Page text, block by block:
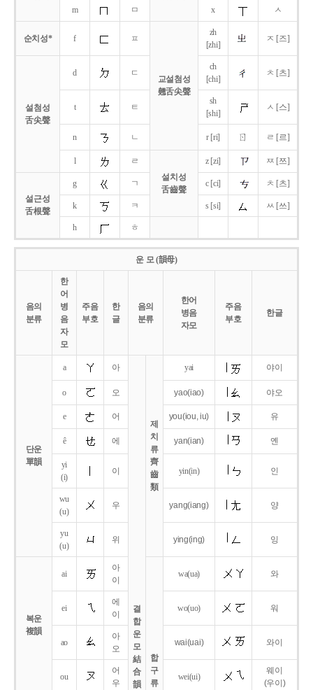
m ㅁ x ㅅ
순치성* f ㅍ
교설첨성
翹舌尖聲
zh
[zhi]
ㅈ [즈]
설첨성
舌尖聲
d ㄷ
ch
[chi]
ㅊ [츠]
t ㅌ
sh
[shi]
ㅅ [스]
n ㄴ r [ri] ㄖ ㄹ [르]
l
ㄹ
설치성
舌齒聲
z [zi] ㅉ [쯔]
설근성
舌根聲
g ㄱ c [ci] ㅊ [츠]
k ㅋ s [si] ㅆ [쓰]
h ㅎ
운 모 (韻母)
음의
분류
한
어
병
음
자
모
주음
부호
한
글
음의
분류
한어
병음
자모
주음
부호
한글
단운
單韻
a 아
결
합
운
모
結
合
韻
제
치
류
齊
齒
類
yai 야이
o 오 yao(iao) 야오
e 어 you(iou,iu) 유
ê 에 yan(ian) 옌
yi
(i)
이 yin(in) 인
wu
(u)
우 yang(iang) 양
yu
(u)
위 ying(ing) 잉
복운
複韻
ai
아
이
합
구
류
wa(ua) 와
ei
에
이
wo(uo) 워
ao
아
오
wai(uai) 와이
ou
어
우
wei(ui)
웨이
(우이)